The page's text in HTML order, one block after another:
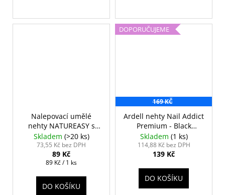
Nalepovací umělé
nehty NATUREASY s
polštářky č. 04
Skladem (>20 ks)
73,55 Kč bez DPH
89 Kč
Měrná
89 Kč / 1 ks
DO KOŠÍKU
DOPORUČUJEME
169 KČ
Ardell nehty Nail Addict
Premium - Black
Leopard
Skladem (1 ks)
114,88 Kč bez DPH
139 Kč
DO KOŠÍKU